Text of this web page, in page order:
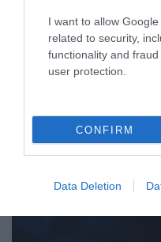
I want to allow
related to security,
functionality and
user protection.
CONFIRM
Data Deletion
26.06.2023 - 15:39